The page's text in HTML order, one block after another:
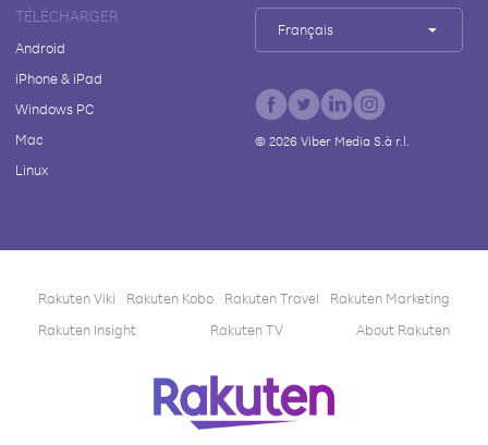
TÉLÉCHARGER
Android
iPhone & iPad
Windows PC
Mac
Linux
Français
© 2026Viber Media S.à r.l.
Rakuten Viki Rakuten Kobo Rakuten Travel
Rakuten Marketing
Rakuten Insight
Rakuten TV About Rakuten